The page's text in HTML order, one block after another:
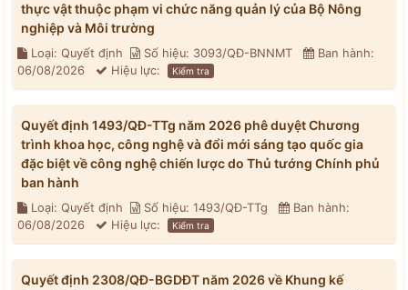
thực vật thuộc phạm vi chức năng quản lý của Bộ Nông
nghiệp và Môi trường
Loại: Quyết định Số hiệu: 3093/QĐ-BNNMT
Ban hành:
06/08/2026
Hiệu lực: Kiểm tra
Quyết định 1493/QĐ-TTg năm 2026 phê duyệt Chương
trình khoa học, công nghệ và đổi mới sáng tạo quốc gia
đặc biệt về công nghệ chiến lược do Thủ tướng Chính phủ
ban hành
Loại: Quyết định Số hiệu: 1493/QĐ-TTg
Ban hành:
06/08/2026
Hiệu lực: Kiểm tra
Quyết định 2308/QĐ-BGDĐT năm 2026 về Khung kế